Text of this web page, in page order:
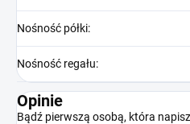
Nośność półki:
Nośność regału:
Opinie
Bądź pierwszą osobą, która